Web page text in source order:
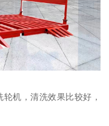
机，清洗效果比较好，